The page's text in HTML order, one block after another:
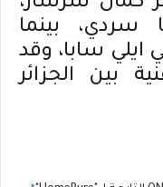
سردي، بينما
ايلي سابا، وقد
بين الجزائر